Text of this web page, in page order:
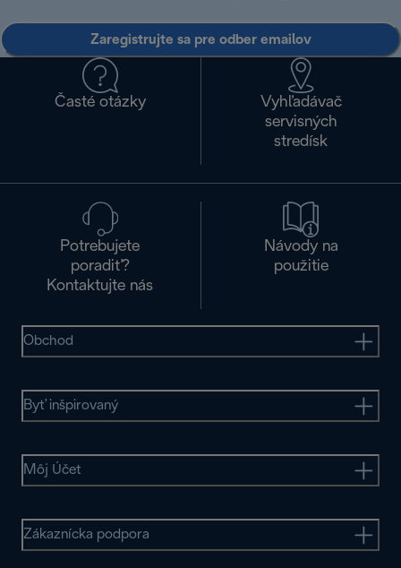
Zaregistrujte sa pre odber emailov
Časté otázky
Vyhľadávač
servisných
stredísk
Potrebujete
poradiť?
Kontaktujte nás
Návody na
použitie
Obchod
Byť inšpirovaný
Môj Účet
Zákaznícka podpora